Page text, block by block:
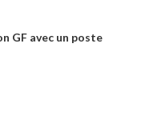
GF avec un poste